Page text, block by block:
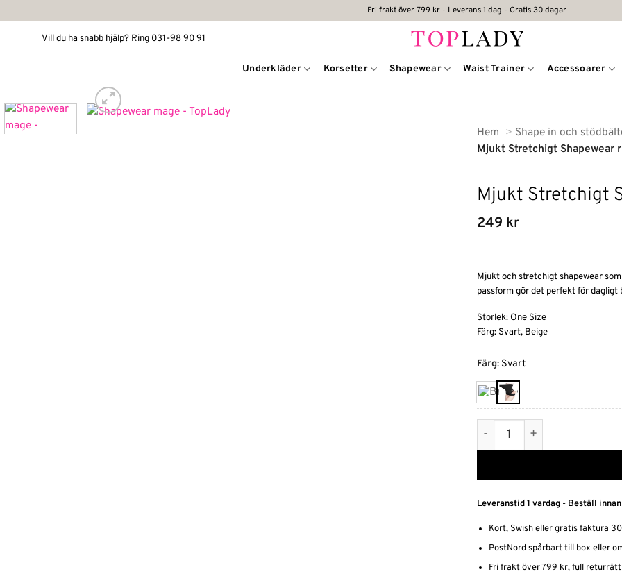
to
Fri frakt över 799 kr - Leverans 1 dag - Gratis 30 dagar
Vill du ha snabb hjälp? Ring 031-98 90 91
Underkläder Korsetter Shapewear Waist Trainer Accessoarer
Hem
Shape in och
Mjukt Stretchigt Shapewear
Mjukt Stretchigt
249 kr
Mjukt och stretchigt shapewear
passform gör det perfekt för
Storlek: One Size
Färg: Svart, Beige
Färg: Svart
Mjukt Stretchigt
Alternative:
Leveranstid 1 vardag - Beställ
Kort, Swish eller gratis faktura
PostNord spårbart till box eller
Fri frakt över 799 kr, full